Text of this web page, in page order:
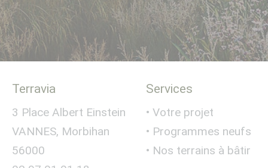
Terravia
3 Place Albert Einstein
VANNES, Morbihan
56000
Services
• Votre projet
• Programmes neufs
• Nos terrains à bâtir